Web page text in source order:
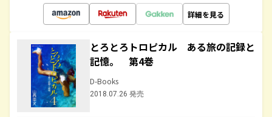
詳細を見る
とろとろトロピカル ある旅の記録と
記憶。 第4巻
D-Books
2018.07.26 発売